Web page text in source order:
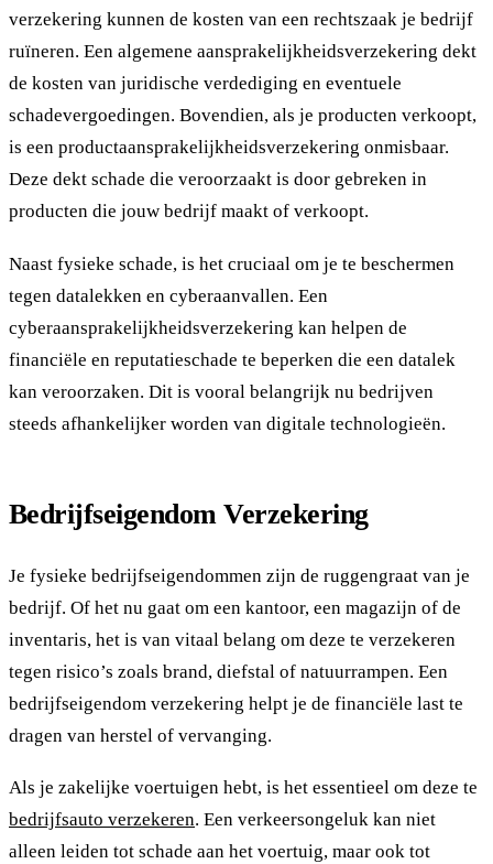
verzekering kunnen de kosten van een rechtszaak je bedrijf
ruïneren. Een algemene aansprakelijkheidsverzekering dekt
de kosten van juridische verdediging en eventuele
schadevergoedingen. Bovendien, als je producten verkoopt,
is een productaansprakelijkheidsverzekering onmisbaar.
Deze dekt schade die veroorzaakt is door gebreken in
producten die jouw bedrijf maakt of verkoopt.
Naast fysieke schade, is het cruciaal om je te beschermen
tegen datalekken en cyberaanvallen. Een
cyberaansprakelijkheidsverzekering kan helpen de
financiële en reputatieschade te beperken die een datalek
kan veroorzaken. Dit is vooral belangrijk nu bedrijven
steeds afhankelijker worden van digitale technologieën.
Bedrijfseigendom Verzekering
Je fysieke bedrijfseigendommen zijn de ruggengraat van je
bedrijf. Of het nu gaat om een kantoor, een magazijn of de
inventaris, het is van vitaal belang om deze te verzekeren
tegen risico’s zoals brand, diefstal of natuurrampen. Een
bedrijfseigendom verzekering helpt je de financiële last te
dragen van herstel of vervanging.
Als je zakelijke voertuigen hebt, is het essentieel om deze te
bedrijfsauto verzekeren. Een verkeersongeluk kan niet
alleen leiden tot schade aan het voertuig, maar ook tot